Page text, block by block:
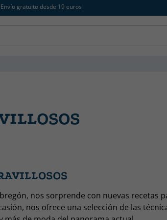
Envío gratuito desde 19 euros
nos sorprende con nuevas recetas
nos ofrece una selección de las